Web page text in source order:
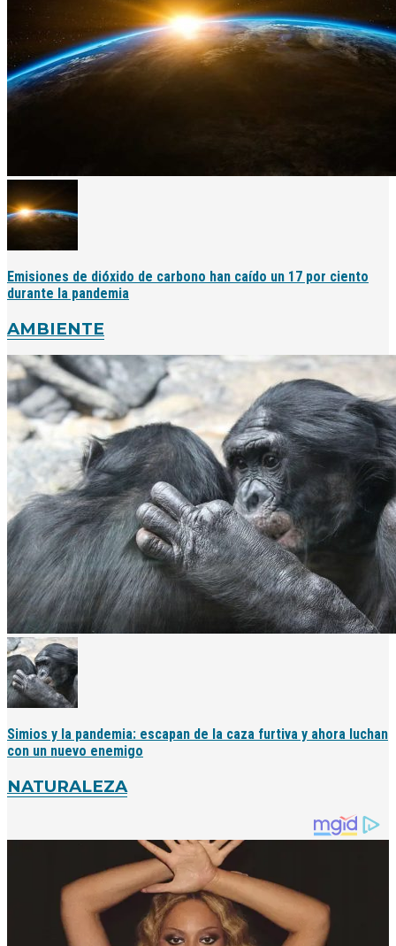
Emisiones de dióxido de carbono han caído un 17 por ciento
durante la pandemia
AMBIENTE
Simios y la pandemia: escapan de la caza furtiva y ahora luchan
con un nuevo enemigo
NATURALEZA